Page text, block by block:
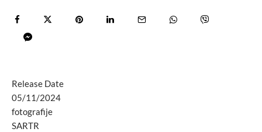
Release Date
05/11/2024
fotografije
SARTR